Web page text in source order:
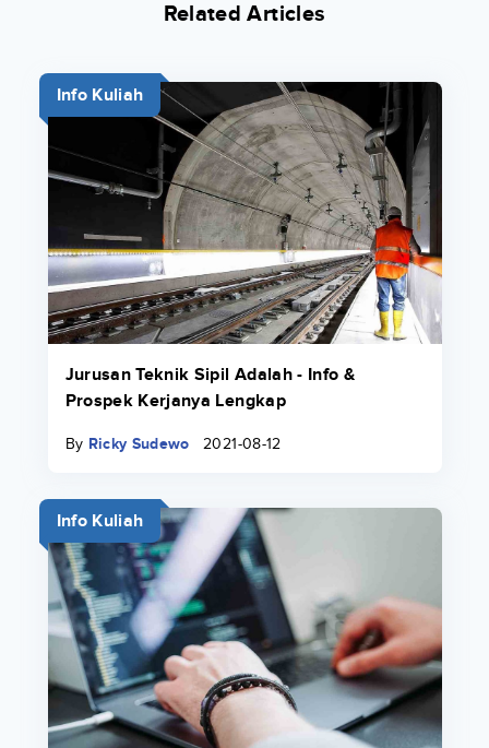
Related Articles
Info Kuliah
Jurusan Teknik Sipil Adalah - Info &
Prospek Kerjanya Lengkap
By Ricky Sudewo 2021-08-12
Info Kuliah